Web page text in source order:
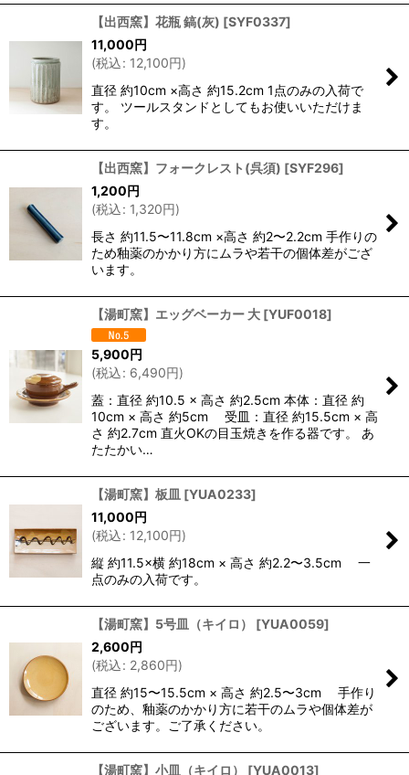
【出西窯】花瓶 鎬(灰) [SYF0337]
11,000円
(税込: 12,100円)
直径 約10cm ×高さ 約15.2cm 1点のみの入荷で
す。 ツールスタンドとしてもお使いいただけま
す。
【出西窯】フォークレスト(呉須) [SYF296]
1,200円
(税込: 1,320円)
長さ 約11.5〜11.8cm ×高さ 約2〜2.2cm 手作りの
ため釉薬のかかり方にムラや若干の個体差がござ
います。
【湯町窯】エッグベーカー 大 [YUF0018]
5,900円
(税込: 6,490円)
蓋：直径 約10.5 × 高さ 約2.5cm 本体：直径 約
10cm × 高さ 約5cm 受皿：直径 約15.5cm × 高
さ 約2.7cm 直火OKの目玉焼きを作る器です。 あ
たたかい…
【湯町窯】板皿 [YUA0233]
11,000円
(税込: 12,100円)
縦 約11.5×横 約18cm × 高さ 約2.2〜3.5cm 一
点のみの入荷です。
【湯町窯】5号皿（キイロ） [YUA0059]
2,600円
(税込: 2,860円)
直径 約15〜15.5cm × 高さ 約2.5〜3cm 手作り
のため、釉薬のかかり方に若干のムラや個体差が
ございます。ご了承ください。
【湯町窯】小皿（キイロ） [YUA0013]